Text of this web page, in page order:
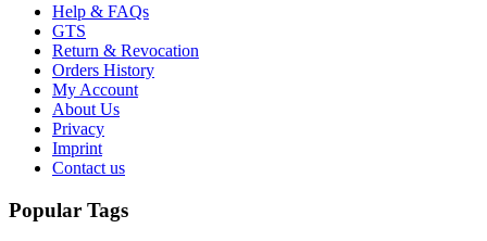
Help & FAQs
GTS
Return & Revocation
Orders History
My Account
About Us
Privacy
Imprint
Contact us
Popular Tags